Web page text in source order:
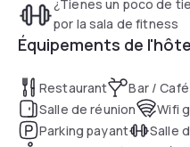
¿Tienes un poco de
por la sala de fitness
Équipements de
Restaurant Bar / Café
Salle de réunion
Wifi
Parking payant
Salle